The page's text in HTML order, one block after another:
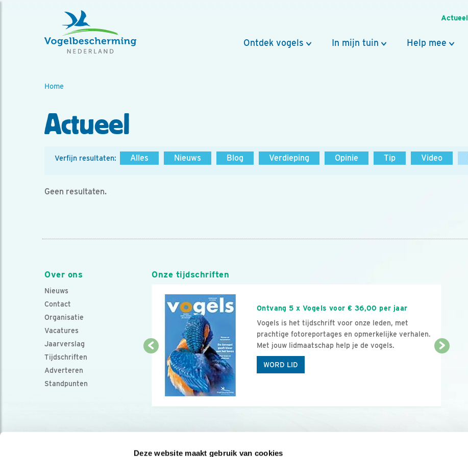
Deze website maakt gebruik van cookies
Actueel
Ontdek vogels In mijn tuin Help mee
Home
Actueel
Verfijn resultaten: Alles Nieuws Blog Verdieping Opinie Tip Video
Geen resultaten.
Over ons
Nieuws
Contact
Organisatie
Vacatures
Jaarverslag
Tijdschriften
Adverteren
Standpunten
Onze tijdschriften
Ontvang 5 x Vogels voor € 36,00 per jaar
Vogels is het tijdschrift voor onze leden, met
prachtige fotoreportages en opmerkelijke verhalen.
Met jouw lidmaatschap help je de vogels.
WORD LID